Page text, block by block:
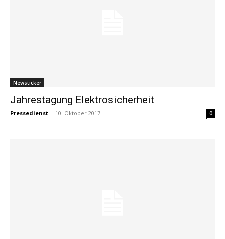
Newsticker
Jahrestagung Elektrosicherheit
Pressedienst - 10. Oktober 2017 0